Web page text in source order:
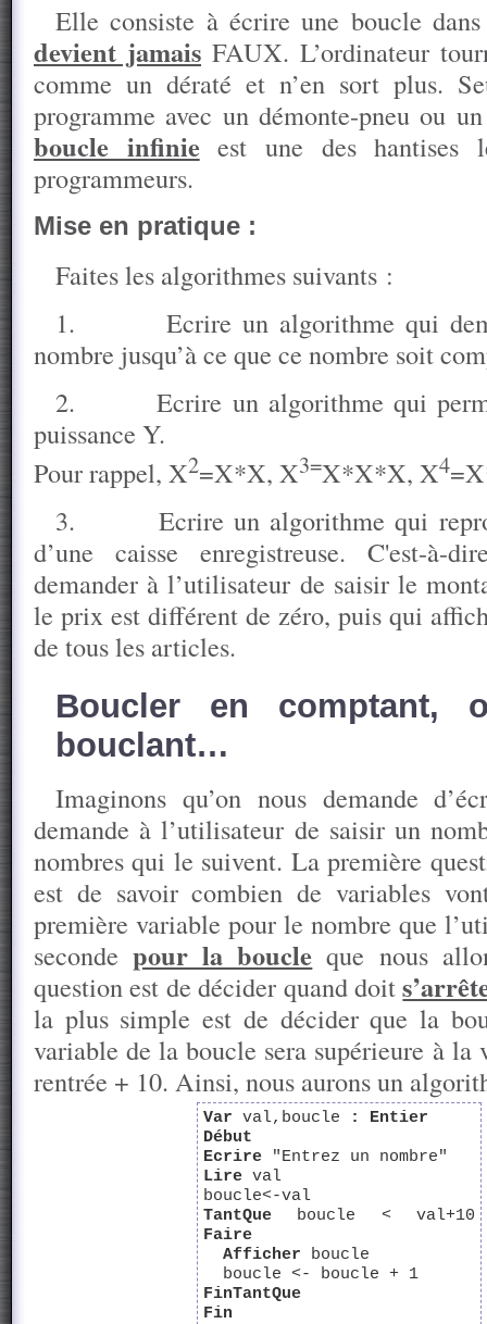
Elle consiste à écrire une boucle
devient jamais FAUX. L’ordinateur
comme un dératé et n’en sort plus.
programme avec un démonte-pneu ou
boucle infinieest une des hantises
programmeurs.
Mise en pratique :
Faites les algorithmes suivants :
1.
Ecrire un algorithme qui
nombre jusqu’à ce que ce nombre soit
2.
Ecrire un algorithme qui
puissance Y.
Pour rappel, X2=X*X, X3=X*X*X, X4
3.
Ecrire un algorithme qui
d’une caisse enregistreuse. C'est-à-
demander à l’utilisateur de saisir le
le prix est différent de zéro, puis qui
de tous les articles.
Boucler en comptant,
bouclant…
Imaginons qu’on nous demande
demande à l’utilisateur de saisir un
nombres qui le suivent. La première
est de savoir combien de variables
première variable pour le nombre que
secondepour la boucle que nous
question est de décider quand doit
la plus simple est de décider que la
variable de la boucle sera supérieure à la
rentrée + 10. Ainsi, nous aurons un
Var val,boucle :
Entier
Début
Ecrire "Entrez un nombre"
Lire val
boucle<-val
TantQue boucle < val+10
Faire
Afficher boucle
boucle <- boucle + 1
FinTantQue
Fin